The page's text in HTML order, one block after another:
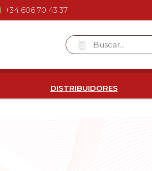
+34 606 70 43 37
DISTRIBUIDORES